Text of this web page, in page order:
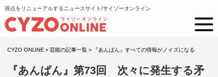
視点をリニューアルするニュースサイト/サイゾーオンライン
CYZO ONLINE > 芸能の記事一覧 > 『あんぱん』すべての情報がノイズになる
『あんぱん』第73回 次々に発生する矛